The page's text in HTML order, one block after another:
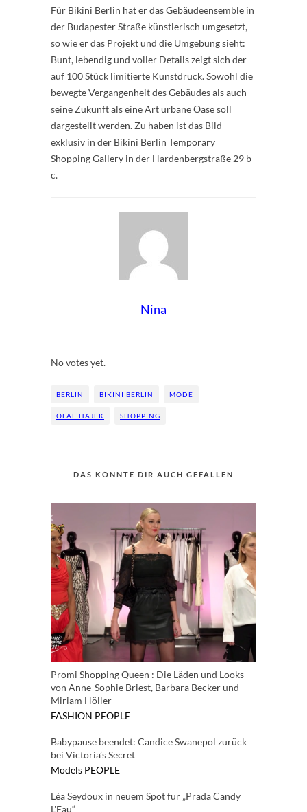
Für Bikini Berlin hat er das Gebäudeensemble in
der Budapester Straße künstlerisch umgesetzt,
so wie er das Projekt und die Umgebung sieht:
Bunt, lebendig und voller Details zeigt sich der
auf 100 Stück limitierte Kunstdruck. Sowohl die
bewegte Vergangenheit des Gebäudes als auch
seine Zukunft als eine Art urbane Oase soll
dargestellt werden. Zu haben ist das Bild
exklusiv in der Bikini Berlin Temporary
Shopping Gallery in der Hardenbergstraße 29 b-
c.
Nina
No votes yet.
BERLIN BIKINI BERLIN MODE
OLAF HAJEK SHOPPING
DAS KÖNNTE DIR AUCH GEFALLEN
Promi Shopping Queen : Die Läden und Looks
von Anne-Sophie Briest, Barbara Becker und
Miriam Höller
FASHION PEOPLE
Babypause beendet: Candice Swanepol zurück
bei Victoria’s Secret
Models PEOPLE
Léa Seydoux in neuem Spot für „Prada Candy
L'Eau“